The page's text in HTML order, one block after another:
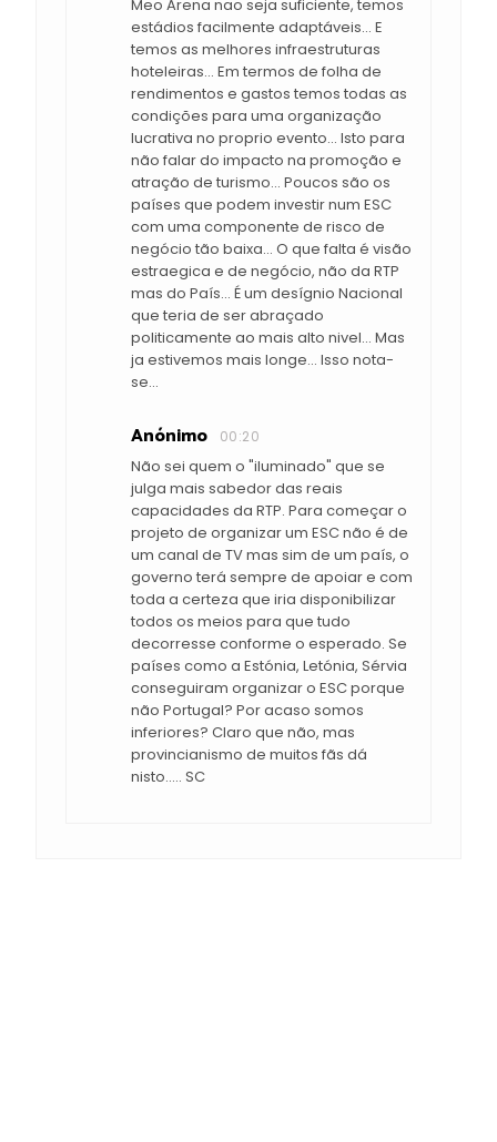
Meo Arena nao seja suficiente, temos
estádios facilmente adaptáveis... E
temos as melhores infraestruturas
hoteleiras... Em termos de folha de
rendimentos e gastos temos todas as
condições para uma organização
lucrativa no proprio evento... Isto para
não falar do impacto na promoção e
atração de turismo... Poucos são os
países que podem investir num ESC
com uma componente de risco de
negócio tão baixa... O que falta é visão
estraegica e de negócio, não da RTP
mas do País... É um desígnio Nacional
que teria de ser abraçado
politicamente ao mais alto nivel... Mas
ja estivemos mais longe... Isso nota-
se...
Anónimo 00:20
Não sei quem o "iluminado" que se
julga mais sabedor das reais
capacidades da RTP. Para começar o
projeto de organizar um ESC não é de
um canal de TV mas sim de um país, o
governo terá sempre de apoiar e com
toda a certeza que iria disponibilizar
todos os meios para que tudo
decorresse conforme o esperado. Se
países como a Estónia, Letónia, Sérvia
conseguiram organizar o ESC porque
não Portugal? Por acaso somos
inferiores? Claro que não, mas
provincianismo de muitos fãs dá
nisto..... SC